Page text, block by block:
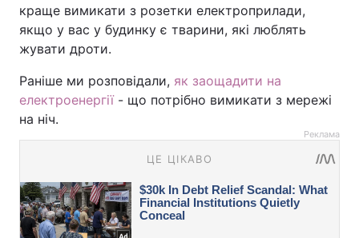
краще вимикати з розетки електроприлади,
якщо у вас у будинку є тварини, які люблять
жувати дроти.
Раніше ми розповідали, як заощадити на
електроенергії- що потрібно вимикати з мережі
на ніч.
Реклама